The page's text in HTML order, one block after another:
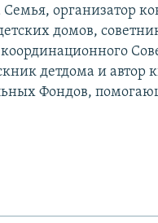
Семья, организатор
домов,
детдома и автор
Фондов,